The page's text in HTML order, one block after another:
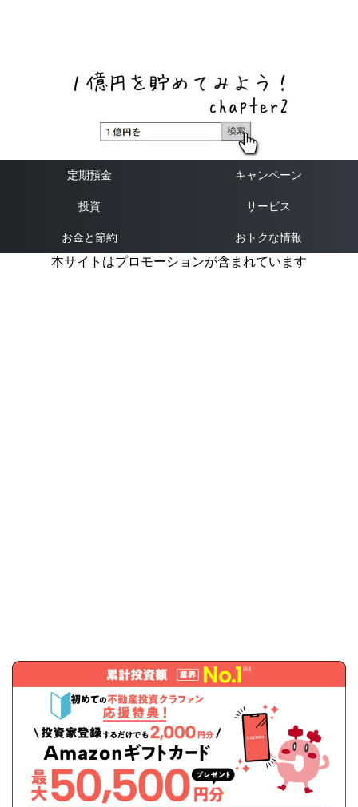
定期預金 キャンペーン
投資 サービス
お金と節約 おトクな情報
本サイトはプロモーションが含まれています